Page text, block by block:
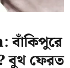
বুথ ফেরত